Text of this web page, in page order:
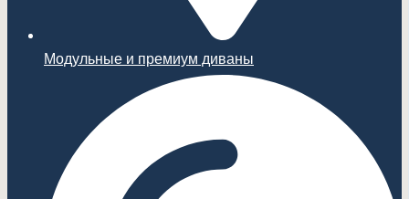
Модульные и премиум диваны